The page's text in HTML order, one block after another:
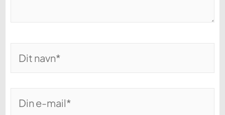
navn*
e-